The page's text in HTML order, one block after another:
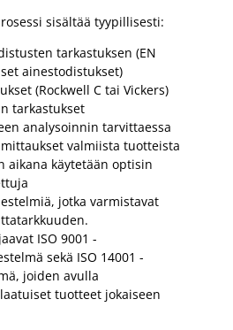
sisältää tyypillisesti:
tarkastuksen (EN
ainestodistukset)
(Rockwell C tai Vickers)
tarkastukset
analysoinnin tarvittaessa
mittaukset valmiista tuotteista
aikana käytetään optisin
jotka varmistavat
ISO 9001 -
sekä ISO 14001 -
joiden avulla
tuotteet jokaiseen